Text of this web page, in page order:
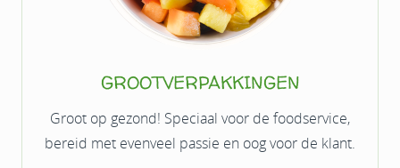
GROOTVERPAKKINGEN
Groot op gezond! Speciaal voor de foodservice,
bereid met evenveel passie en oog voor de klant.